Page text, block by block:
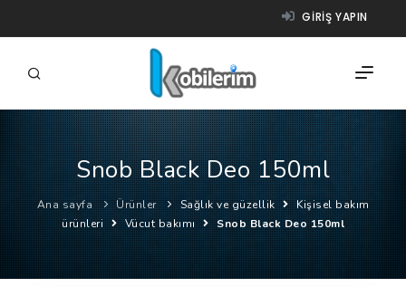
GIRIŞ YAPIN
FIRMALAR
ÜRÜNLER
NASIL ÇALIŞIR?
Snob Black Deo 150ml
Ana sayfa Ürünler Sağlık ve güzellik
Kişisel bakım
ürünleri
Vücut bakımı Snob Black Deo 150ml